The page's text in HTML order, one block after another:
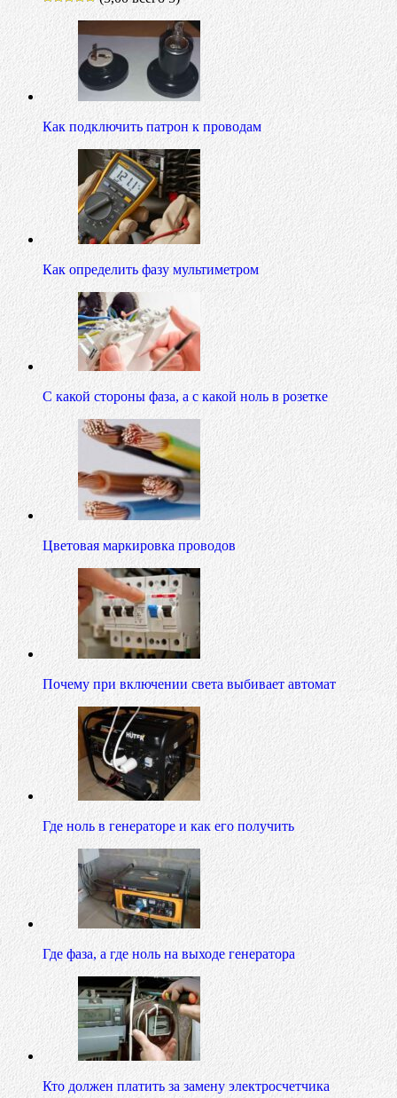
Как подключить патрон к проводам
Как определить фазу мультиметром
С какой стороны фаза, а с какой ноль в розетке
Цветовая маркировка проводов
Почему при включении света выбивает автомат
Где ноль в генераторе и как его получить
Где фаза, а где ноль на выходе генератора
Кто должен платить за замену электросчетчика